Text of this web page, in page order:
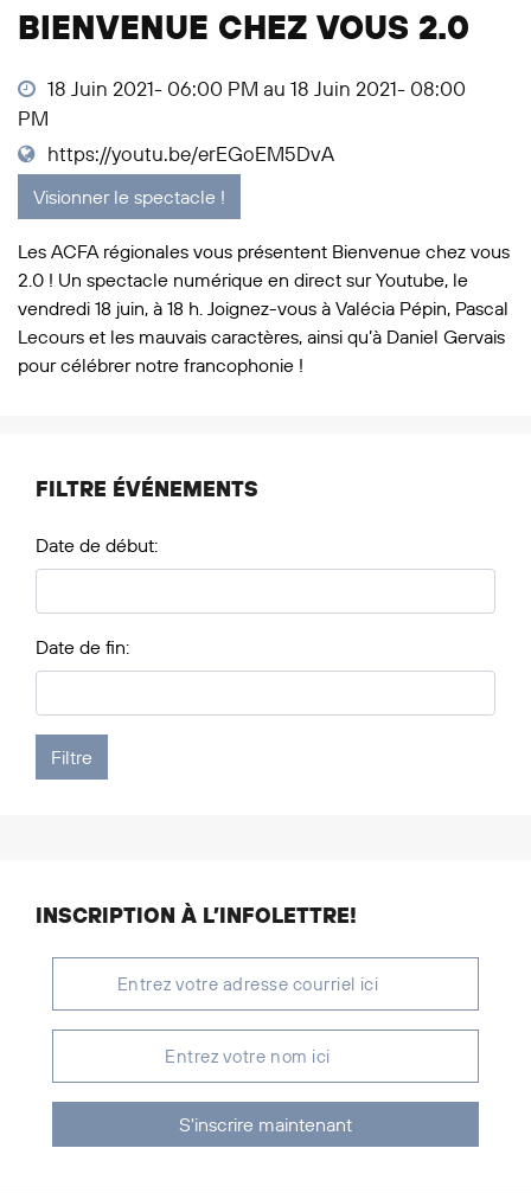
BIENVENUE CHEZ VOUS 2.0
18 Juin 2021- 06:00 PM au 18 Juin 2021- 08:00
PM
https://youtu.be/erEGoEM5DvA
Visionner le spectacle !
Les ACFA régionales vous présentent Bienvenue chez vous
2.0 ! Un spectacle numérique en direct sur Youtube, le
vendredi 18 juin, à 18 h. Joignez-vous à Valécia Pépin, Pascal
Lecours et les mauvais caractères, ainsi qu’à Daniel Gervais
pour célébrer notre francophonie !
FILTRE ÉVÉNEMENTS
Date de début:
Date de fin:
INSCRIPTION À L’INFOLETTRE!
S'inscrire maintenant